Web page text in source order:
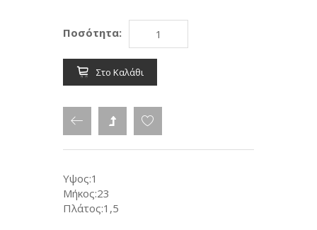
Ποσότητα:
Στο Καλάθι
Υψος:1
Μήκος:23
Πλάτος:1,5